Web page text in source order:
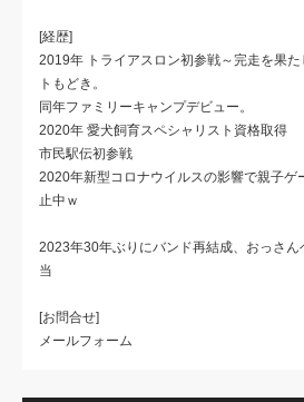
[経歴]
2019年 トライアスロン初参戦～完走を果
トもどき。
同年ファミリーキャンプデビュー。
2020年 愛犬飼育スペシャリスト資格取得
市民駅伝初参戦
2020年新型コロナウイルスの影響で親子ゲ
止中ｗ
2023年30年ぶりにバンド再結成、おっさん
当
[お問合せ]
メールフォーム